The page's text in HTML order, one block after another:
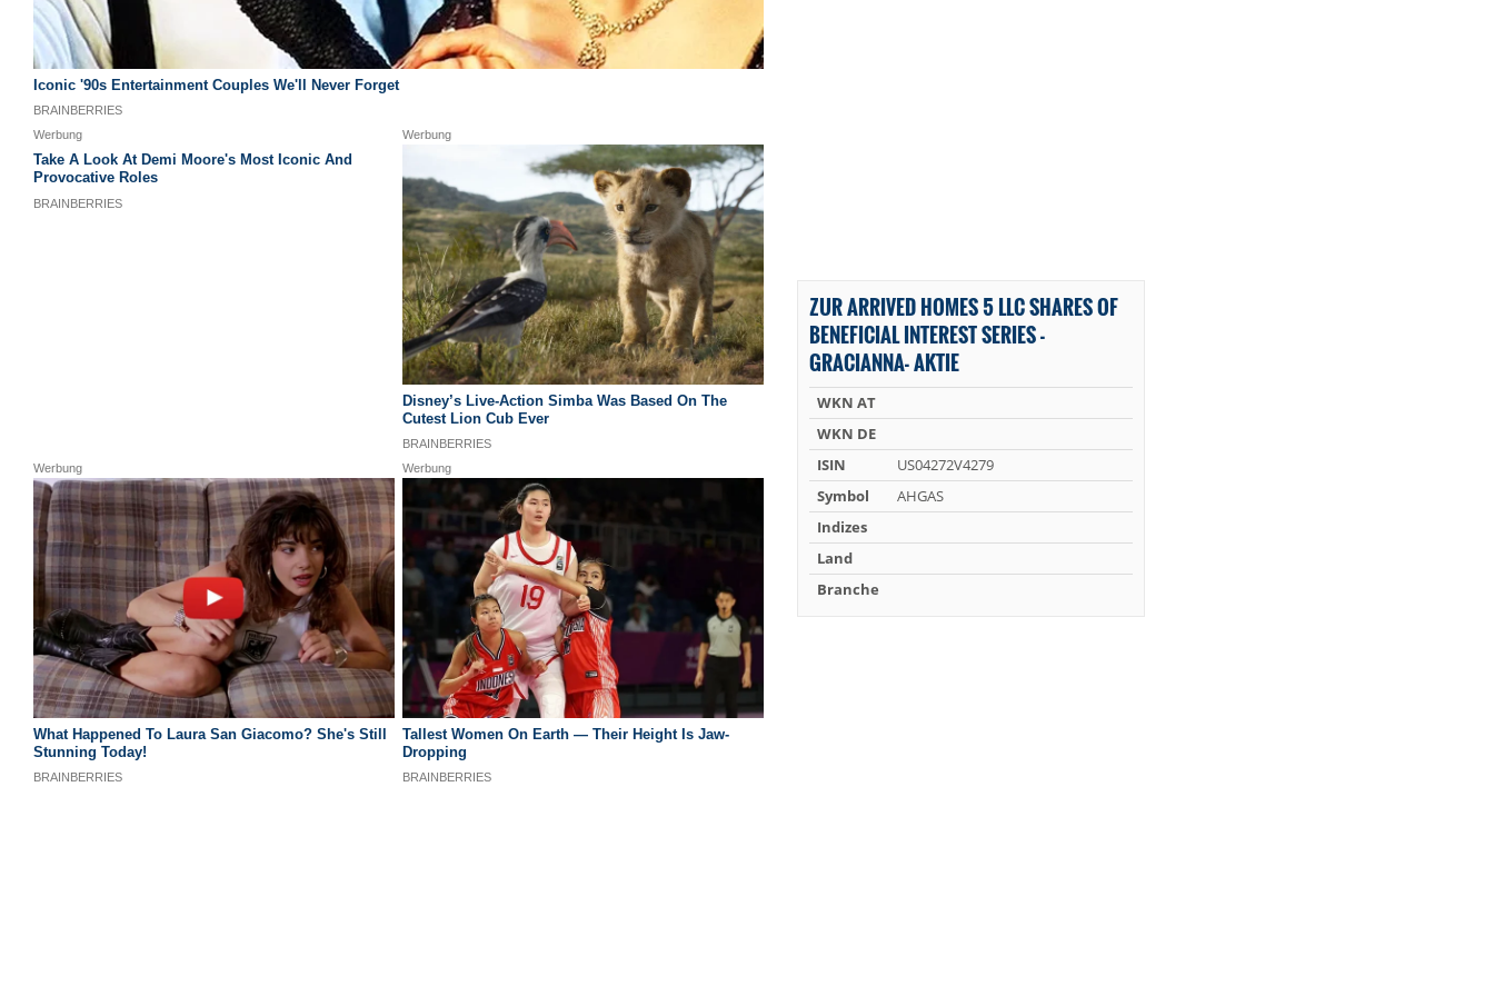
ZUR ARRIVED HOMES 5 LLC SHARES OF
BENEFICIAL INTEREST SERIES -
GRACIANNA- AKTIE
WKN AT
WKN DE
ISIN
US04272V4279
Symbol
AHGAS
Indizes
Land
Branche